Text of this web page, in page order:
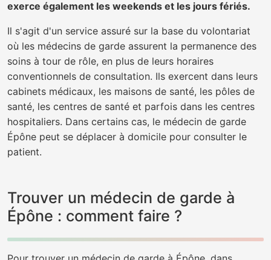
exerce également les weekends et les jours fériés.
Il s'agit d'un service assuré sur la base du volontariat
où les médecins de garde assurent la permanence des
soins à tour de rôle, en plus de leurs horaires
conventionnels de consultation. Ils exercent dans leurs
cabinets médicaux, les maisons de santé, les pôles de
santé, les centres de santé et parfois dans les centres
hospitaliers. Dans certains cas, le médecin de garde
Épône peut se déplacer à domicile pour consulter le
patient.
Trouver un médecin de garde à
Épône : comment faire ?